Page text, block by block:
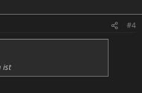
#4
ist